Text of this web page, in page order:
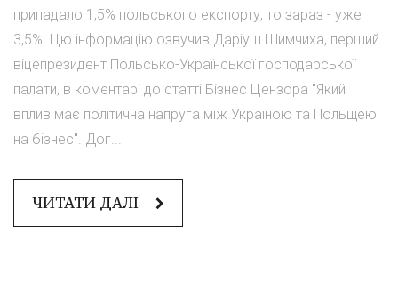
припадало 1,5% польського експорту, то зараз - уже
3,5%. Цю інформацію озвучив Даріуш Шимчиха, перший
віцепрезидент Польсько-Української господарської
палати, в коментарі до статті Бізнес Цензора "Який
вплив має політична напруга між Україною та Польщею
на бізнес". Дог...
ЧИТАТИ ДАЛІ